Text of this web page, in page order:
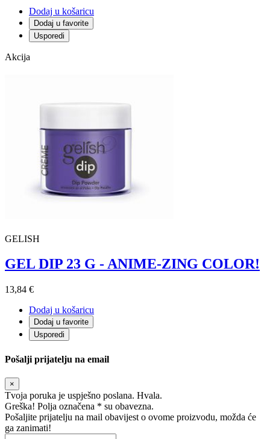
Dodaj u košaricu
Dodaj u favorite
Usporedi
Akcija
GELISH
GEL DIP 23 G - ANIME-ZING COLOR!
13,84 €
Dodaj u košaricu
Dodaj u favorite
Usporedi
Pošalji prijatelju na email
×
Tvoja poruka je uspješno poslana. Hvala.
Greška! Polja označena * su obavezna.
Pošaljite prijatelju na mail obavijest o ovome proizvodu, možda će
ga zanimati!